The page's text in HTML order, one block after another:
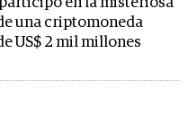
en la misteriosa
una criptomoneda
US$ 2 mil millones